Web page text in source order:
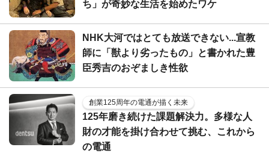
ち」が奇妙な生活を始めたワケ
NHK大河ではとても放送できない...宣教
師に「獣より劣ったもの」と書かれた豊
臣秀吉のおぞましき性欲
創業125周年の電通が描く未来
125年磨き続けた課題解決力。多様な人
財の才能を掛け合わせて挑む、これから
の電通